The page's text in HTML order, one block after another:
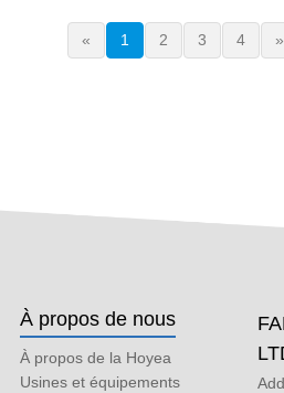
« 1 2 3 4 »
À propos de nous
À propos de la Hoyea
Usines et équipements